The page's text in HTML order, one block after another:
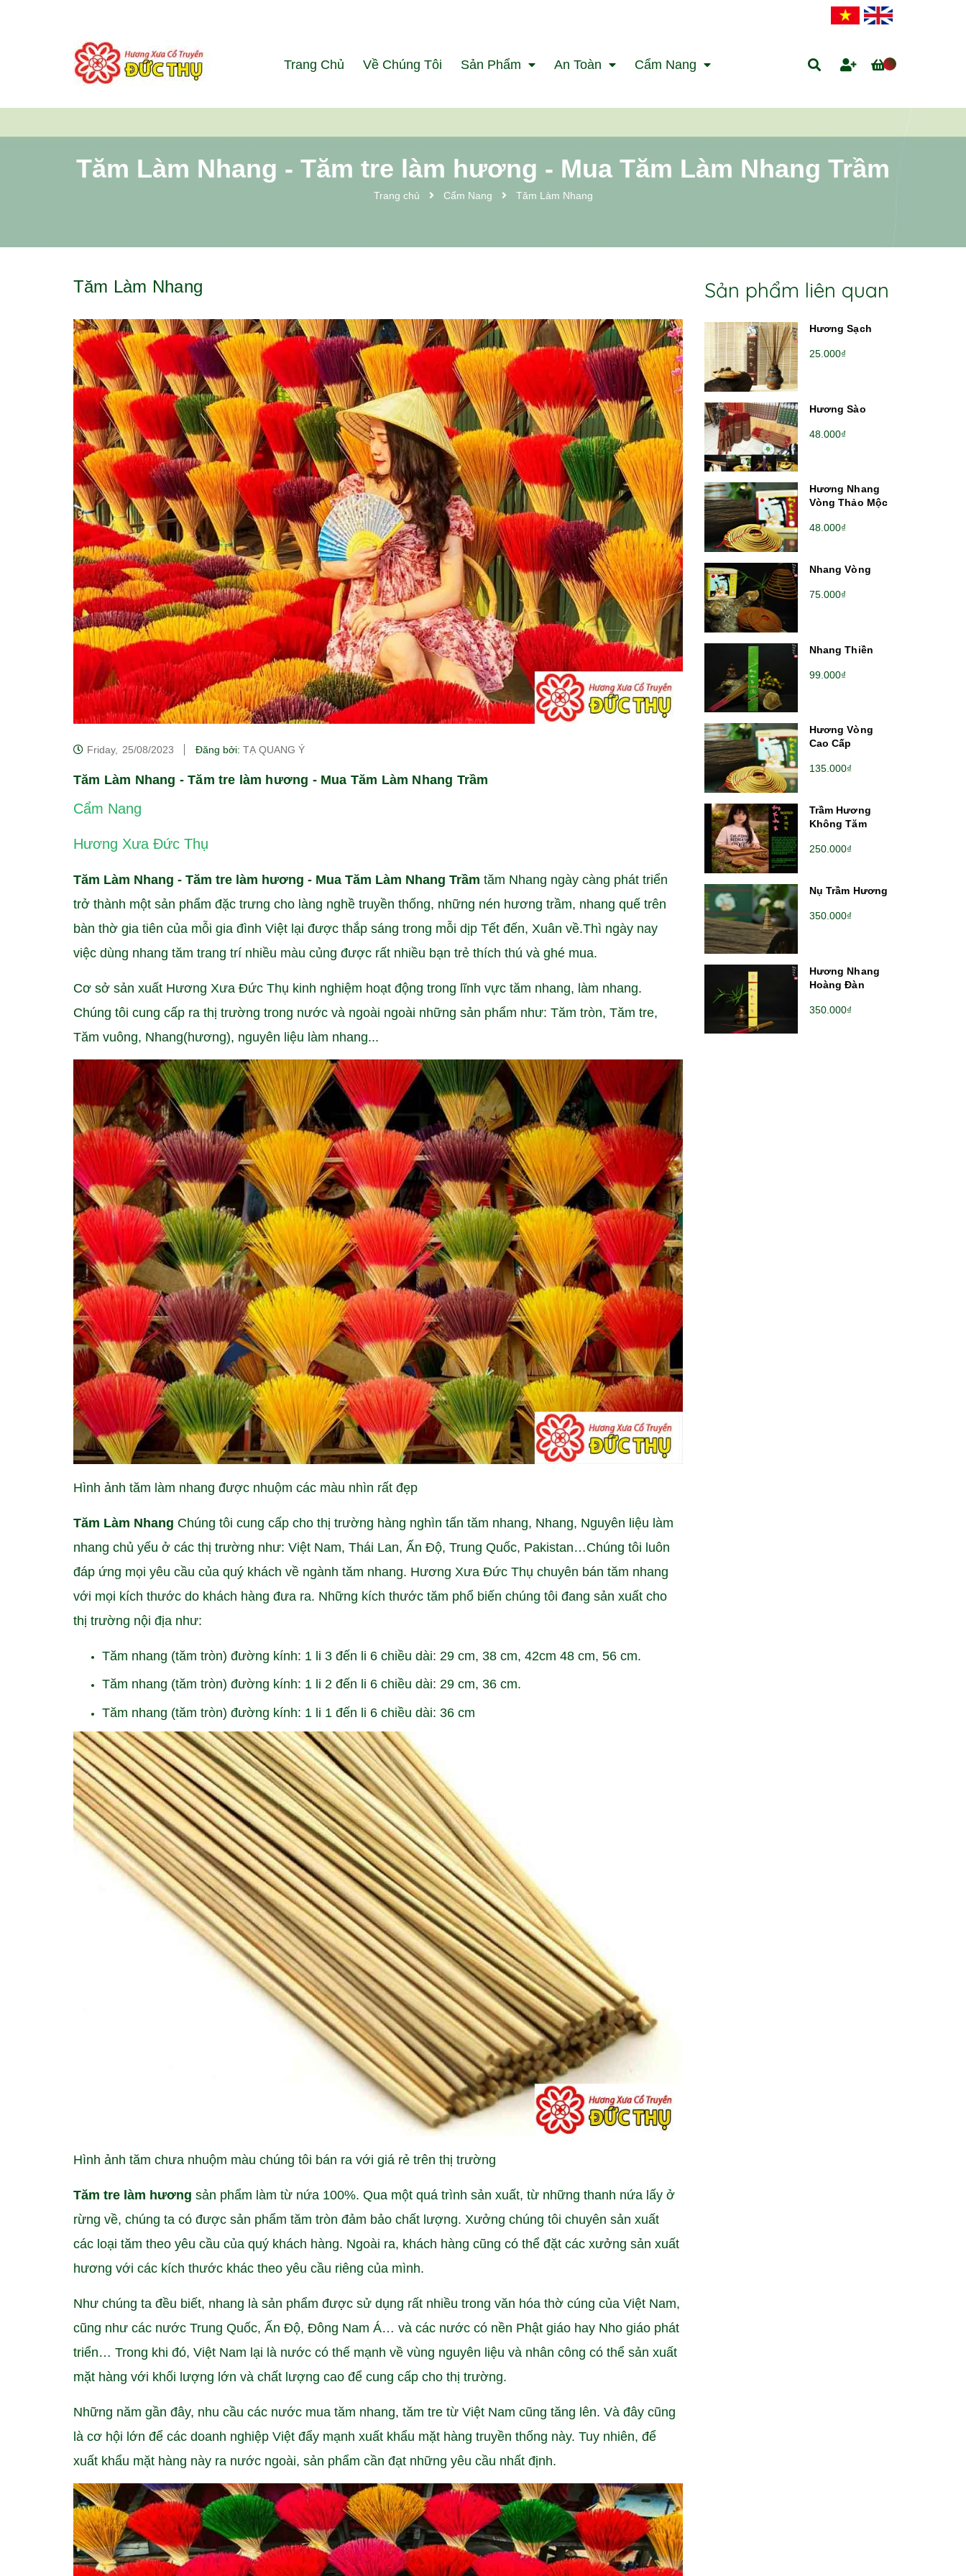
Trang Chủ Về Chúng Tôi Sản Phẩm An Toàn Cẩm Nang
Tăm Làm Nhang - Tăm tre làm hương - Mua Tăm Làm Nhang Trầm
Trang chủ Cẩm Nang Tăm Làm Nhang
Tăm Làm Nhang
Friday, 25/08/2023 Đăng bởi: TẠ QUANG Ý
Tăm Làm Nhang - Tăm tre làm hương - Mua Tăm Làm Nhang Trầm
Cẩm Nang
Hương Xưa Đức Thụ
Tăm Làm Nhang - Tăm tre làm hương - Mua Tăm Làm Nhang Trầm tăm Nhang ngày càng phát triển
trở thành một sản phẩm đặc trưng cho làng nghề truyền thống, những nén hương trầm, nhang quế trên
bàn thờ gia tiên của mỗi gia đình Việt lại được thắp sáng trong mỗi dịp Tết đến, Xuân về.Thì ngày nay
việc dùng nhang tăm trang trí nhiều màu củng được rất nhiều bạn trẻ thích thú và ghé mua.
Cơ sở sản xuất Hương Xưa Đức Thụ kinh nghiệm hoạt động trong lĩnh vực tăm nhang, làm nhang.
Chúng tôi cung cấp ra thị trường trong nước và ngoài ngoài những sản phẩm như: Tăm tròn, Tăm tre,
Tăm vuông, Nhang(hương), nguyên liệu làm nhang...
Hình ảnh tăm làm nhang được nhuộm các màu nhìn rất đẹp
Tăm Làm Nhang Chúng tôi cung cấp cho thị trường hàng nghìn tấn tăm nhang, Nhang, Nguyên liệu làm
nhang chủ yếu ở các thị trường như: Việt Nam, Thái Lan, Ấn Độ, Trung Quốc, Pakistan…Chúng tôi luôn
đáp ứng mọi yêu cầu của quý khách về ngành tăm nhang. Hương Xưa Đức Thụ chuyên bán tăm nhang
với mọi kích thước do khách hàng đưa ra. Những kích thước tăm phổ biến chúng tôi đang sản xuất cho
thị trường nội địa như:
Tăm nhang (tăm tròn) đường kính: 1 li 3 đến li 6 chiều dài: 29 cm, 38 cm, 42cm 48 cm, 56 cm.
Tăm nhang (tăm tròn) đường kính: 1 li 2 đến li 6 chiều dài: 29 cm, 36 cm.
Tăm nhang (tăm tròn) đường kính: 1 li 1 đến li 6 chiều dài: 36 cm
Hình ảnh tăm chưa nhuộm màu chúng tôi bán ra với giá rẻ trên thị trường
Tăm tre làm hương sản phẩm làm từ nứa 100%. Qua một quá trình sản xuất, từ những thanh nứa lấy ở
rừng về, chúng ta có được sản phẩm tăm tròn đảm bảo chất lượng. Xưởng chúng tôi chuyên sản xuất
các loại tăm theo yêu cầu của quý khách hàng. Ngoài ra, khách hàng cũng có thể đặt các xưởng sản xuất
hương với các kích thước khác theo yêu cầu riêng của mình.
Như chúng ta đều biết, nhang là sản phẩm được sử dụng rất nhiều trong văn hóa thờ cúng của Việt Nam,
cũng như các nước Trung Quốc, Ấn Độ, Đông Nam Á… và các nước có nền Phật giáo hay Nho giáo phát
triển… Trong khi đó, Việt Nam lại là nước có thế mạnh về vùng nguyên liệu và nhân công có thể sản xuất
mặt hàng với khối lượng lớn và chất lượng cao để cung cấp cho thị trường.
Những năm gần đây, nhu cầu các nước mua tăm nhang, tăm tre từ Việt Nam cũng tăng lên. Và đây cũng
là cơ hội lớn để các doanh nghiệp Việt đẩy mạnh xuất khẩu mặt hàng truyền thống này. Tuy nhiên, để
xuất khẩu mặt hàng này ra nước ngoài, sản phẩm cần đạt những yêu cầu nhất định.
Sản phẩm liên quan
Hương Sạch
25.000₫
Hương Sào
48.000₫
Hương Nhang
Vòng Thảo Mộc
48.000₫
Nhang Vòng
75.000₫
Nhang Thiền
99.000₫
Hương Vòng
Cao Cấp
135.000₫
Trầm Hương
Không Tăm
250.000₫
Nụ Trầm Hương
350.000₫
Hương Nhang
Hoàng Đàn
350.000₫